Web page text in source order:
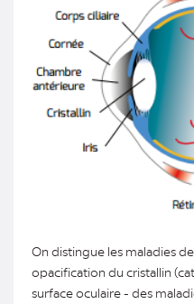
On distingue les maladies
opacification du cristallin
surface oculaire - des